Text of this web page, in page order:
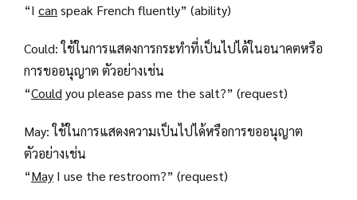
“I can speak French fluently” (ability)
Could: ใช้ในการแสดงการกระทำที่เป็นไปได้ในอนาคตหรือ
การขออนุญาต ตัวอย่างเช่น
“Couldyou please pass me the salt?” (request)
May: ใช้ในการแสดงความเป็นไปได้หรือการขออนุญาต
ตัวอย่างเช่น
“MayI use the restroom?” (request)